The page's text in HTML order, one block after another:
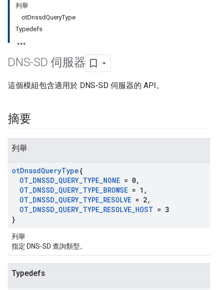
列舉
otDnssdQueryType
Typedefs
DNS-SD 伺服器
這個模組包含適用於 DNS-SD 伺服器的 API。
摘要
列舉
otDnssdQueryType{
OT_DNSSD_QUERY_TYPE_NONE = 0,
OT_DNSSD_QUERY_TYPE_BROWSE = 1 ,
OT_DNSSD_QUERY_TYPE_RESOLVE = 2,
OT_DNSSD_QUERY_TYPE_RESOLVE_HOST = 3
}
列舉
指定 DNS-SD 查詢類型。
Typedefs